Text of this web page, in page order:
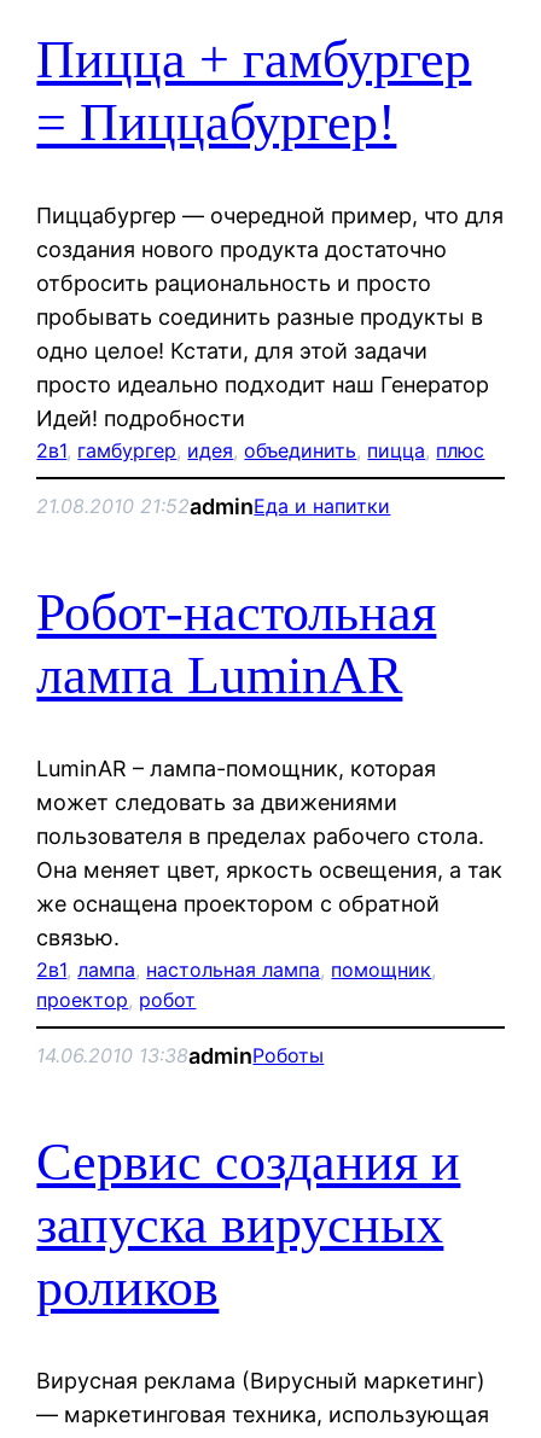
Пицца + гамбургер
= Пиццабургер!
Пиццабургер — очередной пример, что для
создания нового продукта достаточно
отбросить рациональность и просто
пробывать соединить разные продукты в
одно целое! Кстати, для этой задачи
просто идеально подходит наш Генератор
Идей! подробности
2в1, гамбургер, идея, объединить, пицца, плюс
21.08.2010 21:52adminЕда и напитки
Робот-настольная
лампа LuminAR
LuminAR – лампа-помощник, которая
может следовать за движениями
пользователя в пределах рабочего стола.
Она меняет цвет, яркость освещения, а так
же оснащена проектором с обратной
связью.
2в1, лампа, настольная лампа, помощник
проектор, робот
14.06.2010 13:38adminРоботы
Сервис создания и
запуска вирусных
роликов
Вирусная реклама (Вирусный маркетинг)
— маркетинговая техника, использующая